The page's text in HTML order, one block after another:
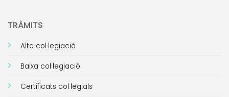
TRÀMITS
Alta col·legiació
Baixa col·legiació
Certificats col·legials